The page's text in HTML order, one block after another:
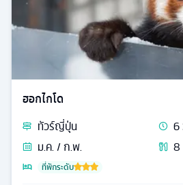
ฮอกไกโด
ทัวร์ญี่ปุ่น 6
ม.ค. / ก.พ.
8
ที่พักระดับ